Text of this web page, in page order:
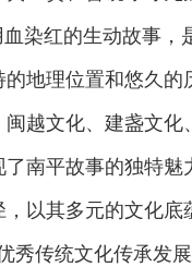
染红的生动故事
地理位置和悠久
越文化、建盏文
南平故事的独特
以其多元的文化
秀传统文化传承发